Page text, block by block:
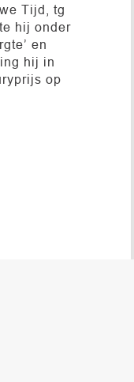
Tijd, tg
hij onder
en
hij in
op